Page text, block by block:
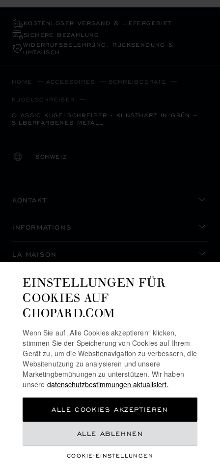
ZUM WARENKORB HINZUFÜGEN
KOSTENLOSER VERSAND & LIEFERGEBIET
SICHERE BEZAHLUNG
WIDERRUFS­BELEHRUNG, RÜCKSENDUNG &
UMTAUSCH
HOME ACCESSOIRES SCHREIBGERÄTE
KUGELSCHREIBER
CLASSIC KUGELSCHREIBER - KUNSTHARZ IN GRÜN –
SILBERFARBENES METALL
SCHWEIZ
LOKALISIERUNG (LAND ÄNDERN)
LAND ÄNDERN
KONTAKT
INFORMATIONS
LA MAISON
AUF DEM LAUFENDEN BLEIBEN
NEWSLETTER ABONNIEREN
COOKIE-RICHTLINIE
EINSTELLUNGEN FÜR
COOKIES AUF
CHOPARD.COM
Wenn Sie auf „Alle Cookies akzeptieren“ klicken,
stimmen Sie der Speicherung von Cookies auf Ihrem
Gerät zu, um die Websitenavigation zu verbessern, die
Websitenutzung zu analysieren und unsere
Marketingbemühungen zu unterstützen. Wir haben
unsere datenschutzbestimmungen aktualisiert.
COOKIE-EINSTELLUNGEN
ALLE ABLEHNEN
ALLE COOKIES AKZEPTIEREN